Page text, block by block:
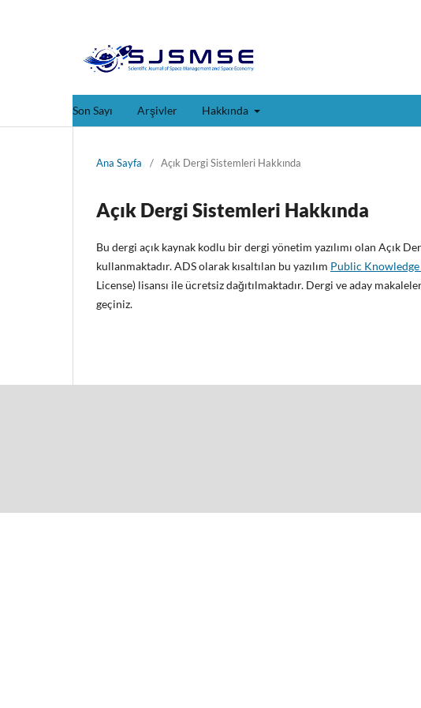
Son Sayı Arşivler Hakkında
Ana Sayfa / Açık Dergi Sistemleri Hakkında
Açık Dergi Sistemleri Hakkında
Bu dergi açık kaynak kodlu bir dergi yönetim yazılımı olan Açık
kullanmaktadır. ADS olarak kısaltılan bu yazılım Public
License) lisansı ile ücretsiz dağıtılmaktadır. Dergi ve aday
geçiniz.